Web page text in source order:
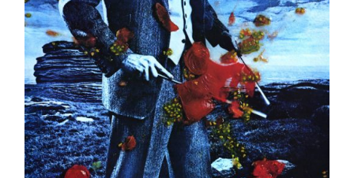
Ajouter au panier Détails